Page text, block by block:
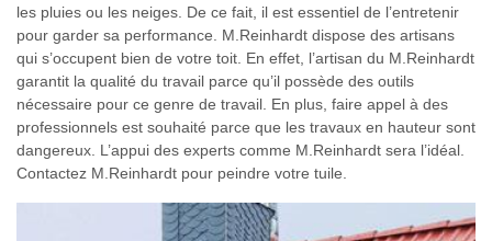
les pluies ou les neiges. De ce fait, il est essentiel de l’entretenir
pour garder sa performance. M.Reinhardt dispose des artisans
qui s’occupent bien de votre toit. En effet, l’artisan du M.Reinhardt
garantit la qualité du travail parce qu’il possède des outils
nécessaire pour ce genre de travail. En plus, faire appel à des
professionnels est souhaité parce que les travaux en hauteur sont
dangereux. L’appui des experts comme M.Reinhardt sera l’idéal.
Contactez M.Reinhardt pour peindre votre tuile.